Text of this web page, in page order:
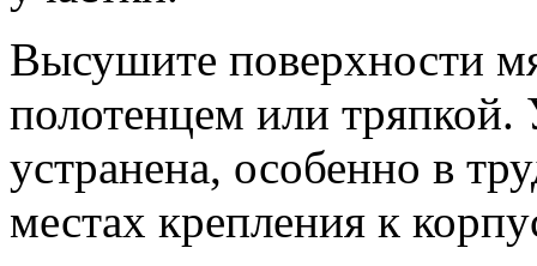
Высушите поверхности
полотенцем или тряпкой.
устранена, особенно в
местах крепления к